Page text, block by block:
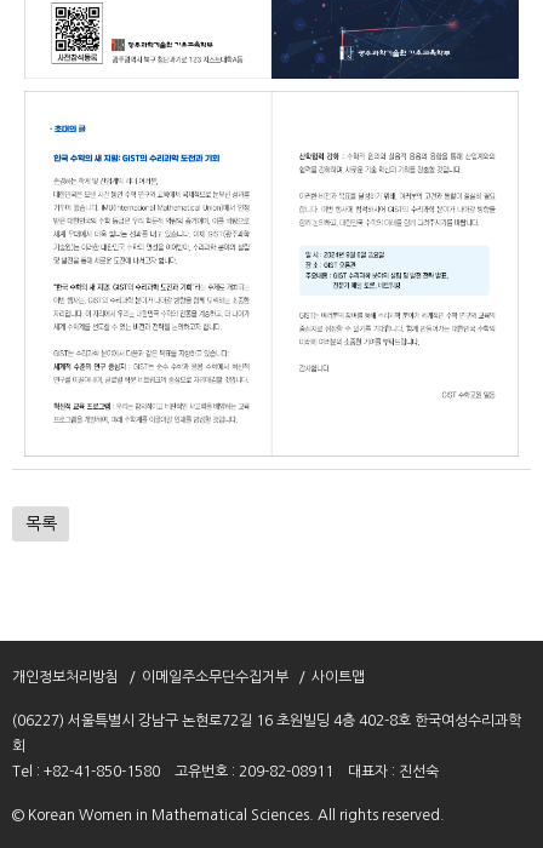
목록
개인정보처리방침 이메일주소무단수집거부 사이트맵
(06227) 서울특별시 강남구 논현로72길 16 초원빌딩 4층 402-8호 한국여성수리과학
회
Tel : +82-41-850-1580
고유번호 : 209-82-08911 대표자 : 진선숙
© Korean Women in Mathematical Sciences. All rights reserved.